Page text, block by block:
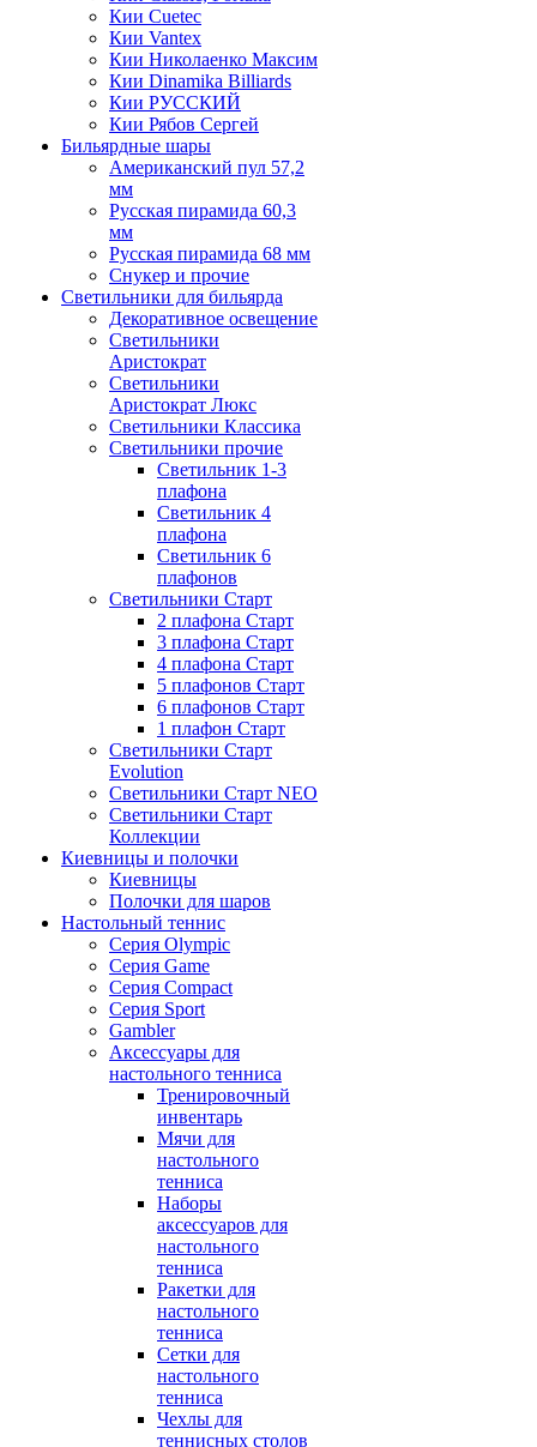
Кии Cuetec
Кии Vantex
Кии Николаенко Максим
Кии Dinamika Billiards
Кии РУССКИЙ
Кии Рябов Сергей
Бильярдные шары
Американский пул 57,2
мм
Русская пирамида 60,3
мм
Русская пирамида 68 мм
Снукер и прочие
Светильники для бильярда
Декоративное освещение
Светильники
Аристократ
Светильники
Аристократ Люкс
Светильники Классика
Светильники прочие
Светильник 1-3
плафона
Светильник 4
плафона
Светильник 6
плафонов
Светильники Старт
2 плафона Старт
3 плафона Старт
4 плафона Старт
5 плафонов Старт
6 плафонов Старт
1 плафон Старт
Светильники Старт
Evolution
Светильники Старт NEO
Светильники Старт
Коллекции
Киевницы и полочки
Киевницы
Полочки для шаров
Настольный теннис
Серия Olympic
Серия Game
Серия Compact
Серия Sport
Gambler
Аксессуары для
настольного тенниса
Тренировочный
инвентарь
Мячи для
настольного
тенниса
Наборы
аксессуаров для
настольного
тенниса
Ракетки для
настольного
тенниса
Сетки для
настольного
тенниса
Чехлы для
теннисных столов